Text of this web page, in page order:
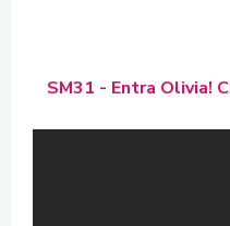
SM31 - Entra Olivia!